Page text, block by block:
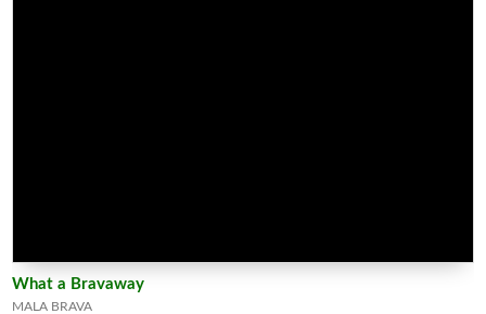
What a Bravaway
MALA BRAVA